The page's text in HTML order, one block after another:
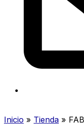
Inicio » Tienda »